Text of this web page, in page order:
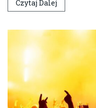
Czytaj Dalej